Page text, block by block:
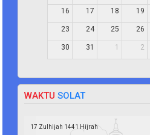
16 17 18 19
23 24 25 26
30 31 1 2
WAKTU SOLAT
17 Zulhijah 1441 Hijrah